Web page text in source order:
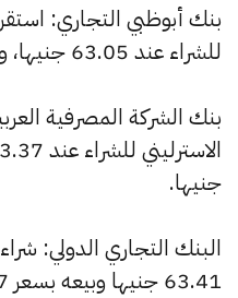
بنك أبوظبي التجاري:
للشراء عند 63.05 جنيها، وللبيع عند 63.67 جنيها.
بنك الشركة المصرفية
جنيها.
البنك التجاري الدولي:
63.41 جنيها وبيعه بسعر 63.77 جنيها.